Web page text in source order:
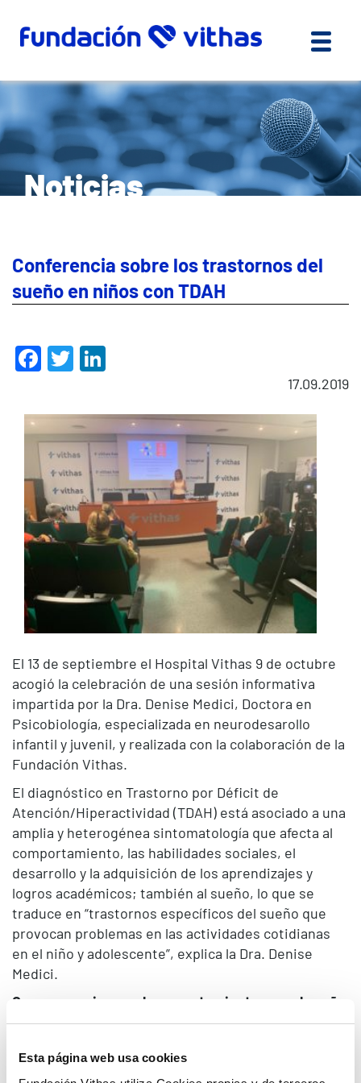
Esta página web usa cookies
Noticias
Conferencia sobre los trastornos del
sueño en niños con TDAH
Facebook
Twitter
17.09.2019
El 13 de septiembre el Hospital Vithas 9 de octubre
acogió la celebración de una sesión informativa
impartida por la Dra. Denise Medici, Doctora en
Psicobiología, especializada en neurodesarollo
infantil y juvenil, y realizada con la colaboración de la
Fundación Vithas.
El diagnóstico en Trastorno por Déficit de
Atención/Hiperactividad (TDAH) está asociado a una
amplia y heterogénea sintomatología que afecta al
comportamiento, las habilidades sociales, el
desarrollo y la adquisición de los aprendizajes y
logros académicos; también al sueño, lo que se
traduce en “trastornos específicos del sueño que
provocan problemas en las actividades cotidianas
en el niño y adolescente”, explica la Dra. Denise
Medici.
Consecuencias en el comportamiento y en el sueño
Inmadurez afectiva, baja tolerancia a la frustración,
impaciencia, irritabilidad, impulsividad… son
algunos de los síntomas del TDAH que afectan